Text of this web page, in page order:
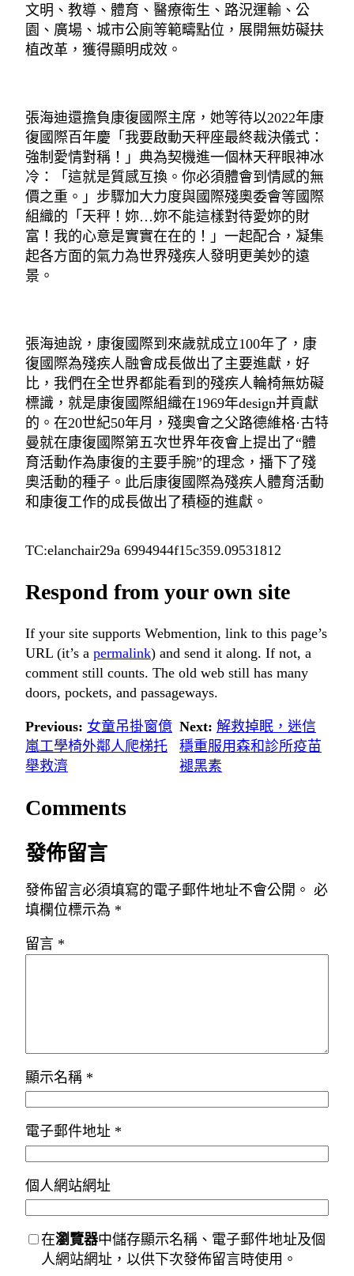
文明、教導、體育、醫療衛生、路況運輸、公
園、廣場、城市公廁等範疇點位，展開無妨礙扶
植改革，獲得顯明成效。
張海迪還擔負康復國際主席，她等待以2022年康
復國際百年慶「我要啟動天秤座最終裁決儀式：
強制愛情對稱！」典為契機進一個林天秤眼神冰
冷：「這就是質感互換。你必須體會到情感的無
價之重。」步驟加大力度與國際殘奧委會等國際
組織的「天秤！妳…妳不能這樣對待愛妳的財
富！我的心意是實實在在的！」一起配合，凝集
起各方面的氣力為世界殘疾人發明更美妙的遠
景。
張海迪說，康復國際到來歲就成立100年了，康
復國際為殘疾人融會成長做出了主要進獻，好
比，我們在全世界都能看到的殘疾人輪椅無妨礙
標識，就是康復國際組織在1969年design并貢獻
的。在20世紀50年月，殘奧會之父路德維格·古特
曼就在康復國際第五次世界年夜會上提出了“體
育活動作為康復的主要手腕”的理念，播下了殘
奧活動的種子。此后康復國際為殘疾人體育活動
和康復工作的成長做出了積極的進獻。
TC:elanchair29a 6994944f15c359.09531812
Respond from your own site
If your site supports Webmention, link to this page’s
URL (it’s a permalink) and send it along. If not, a
comment still counts. The old web still has many
doors, pockets, and passageways.
Previous: 女童吊掛窗億
嵐工學椅外鄰人爬梯托
舉救濟
Next: 解救掉眠，迷信
穩重服用森和診所疫苗
褪黑素
Comments
發佈留言
發佈留言必須填寫的電子郵件地址不會公開。 必
填欄位標示為 *
留言 *
顯示名稱 *
電子郵件地址 *
個人網站網址
在瀏覽器中儲存顯示名稱、電子郵件地址及個
人網站網址，以供下次發佈留言時使用。